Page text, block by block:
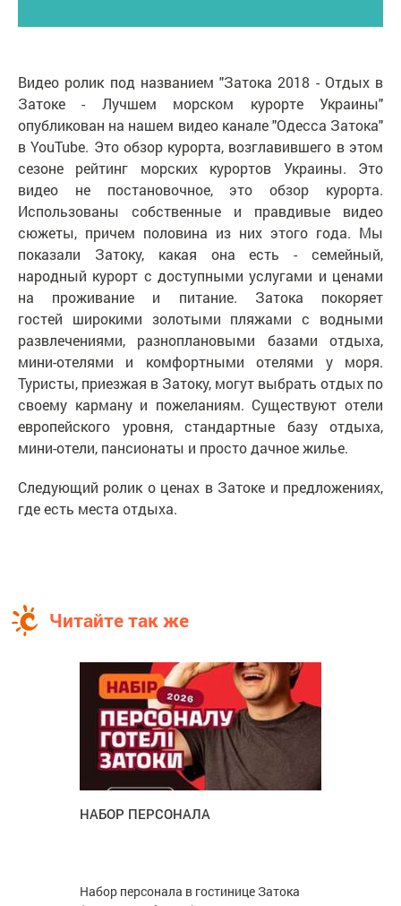
Видео ролик под названием "Затока 2018 - Отдых в
Затоке - Лучшем морском курорте Украины"
опубликован на нашем видео канале "Одесса Затока"
в YouTube. Это обзор курорта, возглавившего в этом
сезоне рейтинг морских курортов Украины. Это
видео не постановочное, это обзор курорта.
Использованы собственные и правдивые видео
сюжеты, причем половина из них этого года. Мы
показали Затоку, какая она есть - семейный,
народный курорт с доступными услугами и ценами
на проживание и питание. Затока покоряет
гостей широкими золотыми пляжами с водными
развлечениями, разноплановыми базами отдыха,
мини-отелями и комфортными отелями у моря.
Туристы, приезжая в Затоку, могут выбрать отдых по
своему карману и пожеланиям. Существуют отели
европейского уровня, стандартные базу отдыха,
мини-отели, пансионаты и просто дачное жилье.
Следующий ролик о ценах в Затоке и предложениях,
где есть места отдыха.
Читайте так же
НАБОР ПЕРСОНАЛА
Набор персонала в гостинице Затока